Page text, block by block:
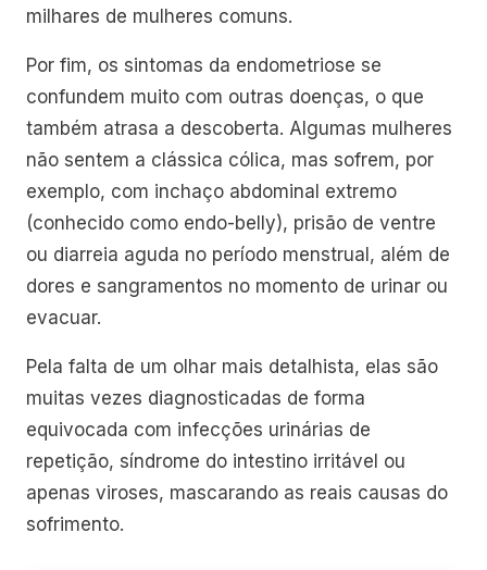
milhares de mulheres comuns.
Por fim, os sintomas da endometriose se
confundem muito com outras doenças, o que
também atrasa a descoberta. Algumas mulheres
não sentem a clássica cólica, mas sofrem, por
exemplo, com inchaço abdominal extremo
(conhecido como endo-belly), prisão de ventre
ou diarreia aguda no período menstrual, além de
dores e sangramentos no momento de urinar ou
evacuar.
Pela falta de um olhar mais detalhista, elas são
muitas vezes diagnosticadas de forma
equivocada com infecções urinárias de
repetição, síndrome do intestino irritável ou
apenas viroses, mascarando as reais causas do
sofrimento.